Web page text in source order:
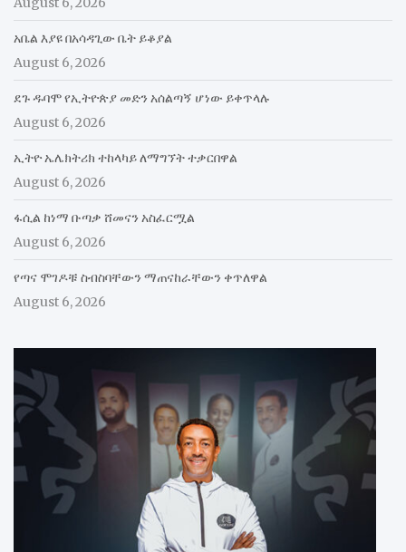
አቤል እያዩ በአሳዳጊው ቤት ይቆያል
August 6, 2026
ደጉ ዱባሞ የኢትዮጵያ መድን አሰልጣኝ ሆነው ይቀጥላሉ
August 6, 2026
ኢትዮ ኤሌክትሪክ ተከላካይ ለማግኘት ተቃርበዋል
August 6, 2026
ፋሲል ከነማ ቡጣቃ ሸመናን አስፈርሟል
August 6, 2026
የጣና ሞገዶቹ ስብስባቸውን ማጠናከራቸውን ቀጥለዋል
August 6, 2026